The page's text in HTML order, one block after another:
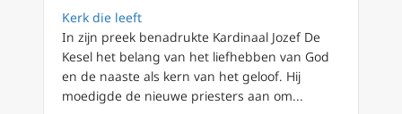
Kerk die leeft
In zijn preek benadrukte Kardinaal Jozef De
Kesel het belang van het liefhebben van God
en de naaste als kern van het geloof. Hij
moedigde de nieuwe priesters aan om...